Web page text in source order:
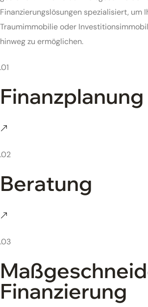
Finanzierungslösungen spezialisiert, um
Traumimmobilie oder
hinweg zu ermöglichen.
.01
Finanzplanung
.02
Beratung
.03
Finanzierung